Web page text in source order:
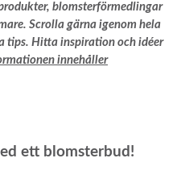
blomsterförmedlingar
Scrolla gärna igenom hela
tips. Hitta inspiration och idéer
innehåller
ett blomsterbud!